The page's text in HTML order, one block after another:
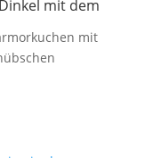
mit dem
mit